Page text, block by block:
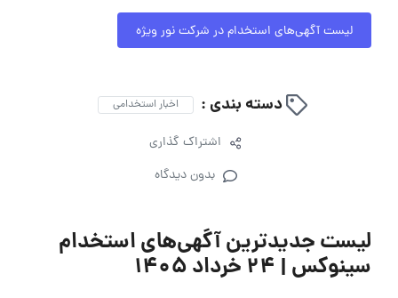
لیست آگهی‌های استخدام در شرکت نور ویژه
دسته بندی : اخبار استخدامی
اشتراک گذاری
بدون دیدگاه
لیست جدیدترین آگهی‌های استخدام
سینوکس | ۲۴ خرداد ۱۴۰۵